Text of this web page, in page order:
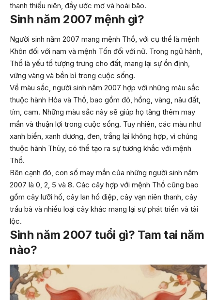
thanh thiếu niên, đầy ước mơ và hoài bão.
Sinh năm 2007 mệnh gì?
Người sinh năm 2007 mang mệnh Thổ, với cụ thể là mệnh
Khôn đối với nam và mệnh Tốn đối với nữ. Trong ngũ hành,
Thổ là yếu tố tượng trưng cho đất, mang lại sự ổn định,
vững vàng và bền bỉ trong cuộc sống.
Về màu sắc, người sinh năm 2007 hợp với những màu sắc
thuộc hành Hỏa và Thổ, bao gồm đỏ, hồng, vàng, nâu đất,
tím, cam. Những màu sắc này sẽ giúp họ tăng thêm may
mắn và thuận lợi trong cuộc sống. Tuy nhiên, các màu như
xanh biển, xanh dương, đen, trắng lại không hợp, vì chúng
thuộc hành Thủy, có thể tạo ra sự tương khắc với mệnh
Thổ.
Bên cạnh đó, con số may mắn của những người sinh năm
2007 là 0, 2, 5 và 8. Các cây hợp với mệnh Thổ cũng bao
gồm cây lưỡi hổ, cây lan hồ điệp, cây vạn niên thanh, cây
trầu bà và nhiều loại cây khác mang lại sự phát triển và tài
lộc.
Sinh năm 2007 tuổi gì? Tam tai năm
nào?